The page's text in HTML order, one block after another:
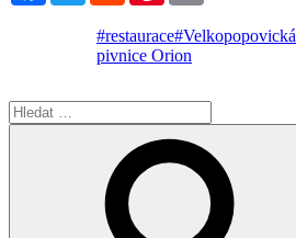
#restaurace#Velkopopovická
pivnice Orion
Hledat: